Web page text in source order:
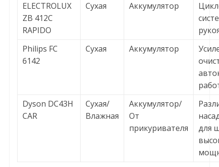
ELECTROLUX
ZB 412C
RAPIDO
Сухая Аккумулятор
Philips FC
6142
Сухая Аккумулятор
Dyson DC43H
CAR
Сухая/
Влажная
Аккумулятор/
От
прикуривателя
для